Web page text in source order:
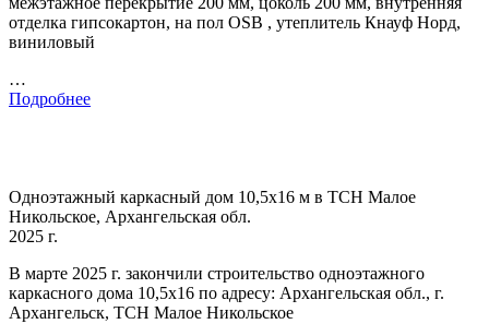
отделка гипсокартон, на пол OSB , утеплитель Кнауф Норд,
виниловый
…
Подробнее
Одноэтажный каркасный дом 10,5х16 м в ТСН Малое
Никольское, Архангельская обл.
2025 г.
В марте 2025 г. закончили строительство одноэтажного
каркасного дома 10,5х16 по адресу: Архангельская обл., г.
Архангельск, ТСН Малое Никольское